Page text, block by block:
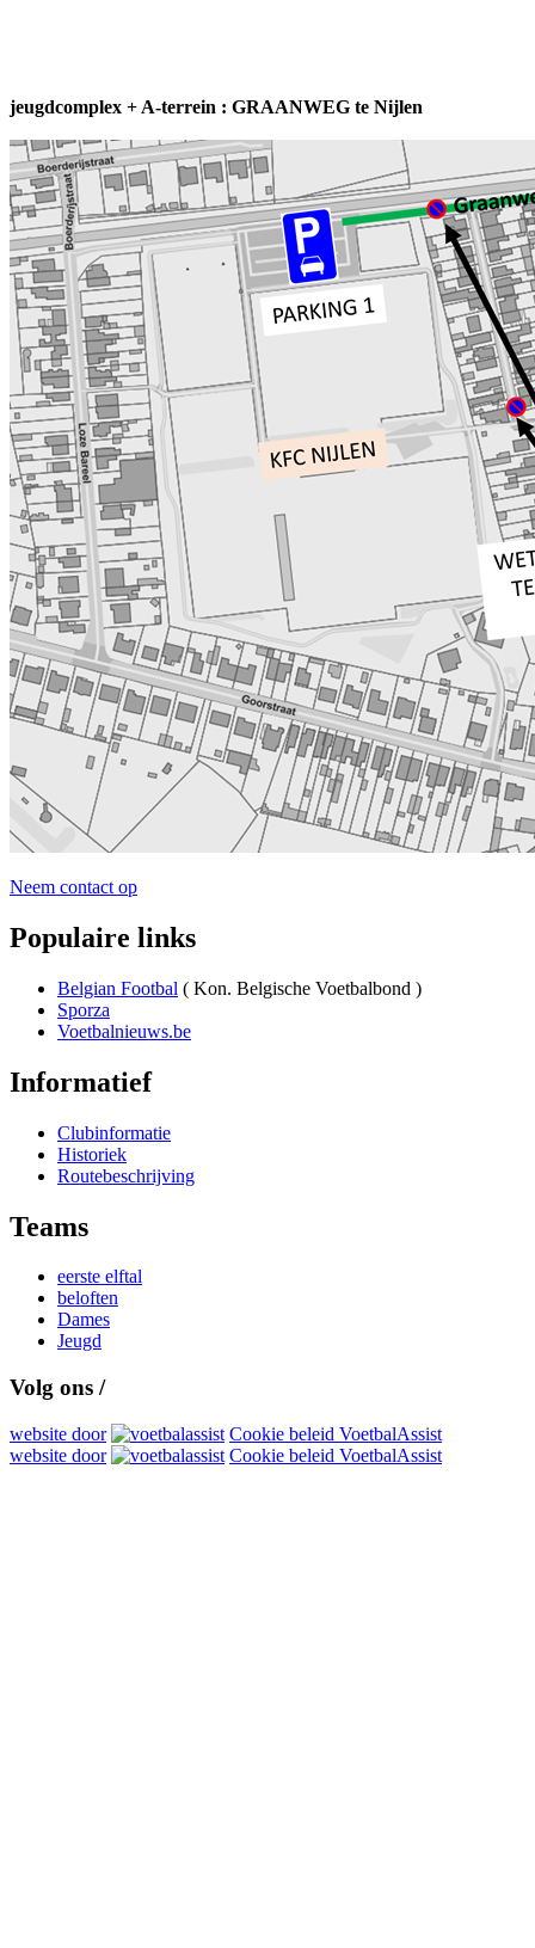
jeugdcomplex + A-terrein : GRAANWEG te Nijlen
Neem contact op
Populaire links
Belgian Footbal ( Kon. Belgische Voetbalbond )
Sporza
Voetbalnieuws.be
Informatief
Clubinformatie
Historiek
Routebeschrijving
Teams
eerste elftal
beloften
Dames
Jeugd
Volg ons /
website door
Cookie beleid VoetbalAssist
website door
Cookie beleid VoetbalAssist